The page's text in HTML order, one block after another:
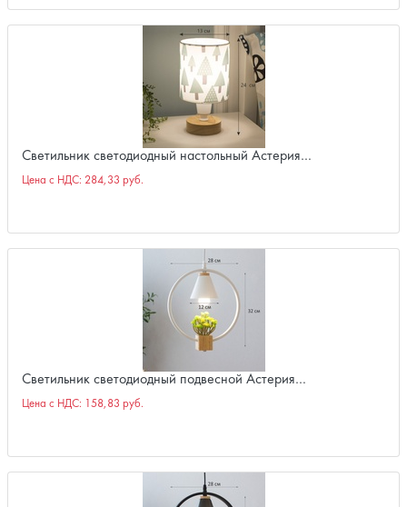
Светильник светодиодный настольный Астерия…
Цена с НДС: 284,33 руб.
Светильник светодиодный подвесной Астерия…
Цена с НДС: 158,83 руб.